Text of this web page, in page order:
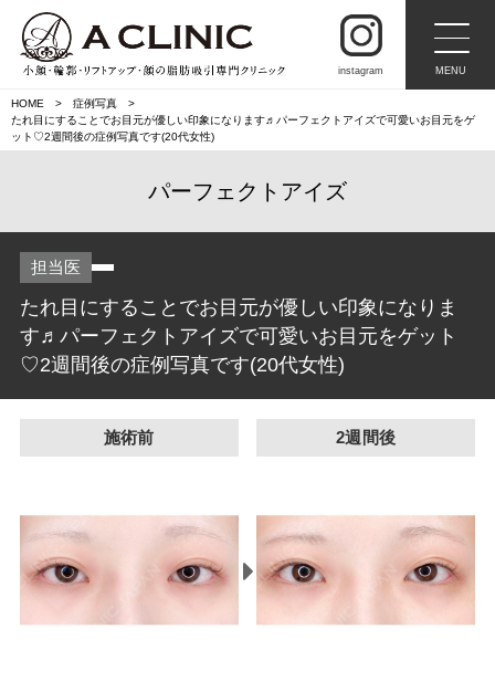
instagram MENU
HOME
症例写真
たれ目にすることでお目元が優しい印象になります♬パーフェクトアイズで可愛いお目元をゲ
ット♡2週間後の症例写真です(20代女性)
パーフェクトアイズ
担当医
たれ目にすることでお目元が優しい印象になりま
す♬パーフェクトアイズで可愛いお目元をゲット
♡2週間後の症例写真です(20代女性)
施術前 2週間後